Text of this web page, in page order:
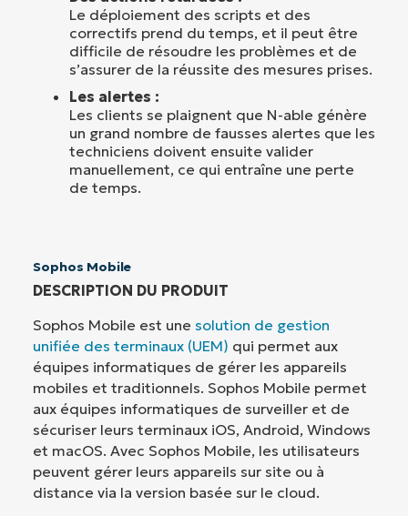
Le déploiement des scripts et des
correctifs prend du temps, et il peut être
difficile de résoudre les problèmes et de
s’assurer de la réussite des mesures prises.
Les alertes :
Les clients se plaignent que N-able génère
un grand nombre de fausses alertes que les
techniciens doivent ensuite valider
manuellement, ce qui entraîne une perte
de temps.
Sophos Mobile
DESCRIPTION DU PRODUIT
Sophos Mobile est une solution de gestion
unifiée des terminaux (UEM) qui permet aux
équipes informatiques de gérer les appareils
mobiles et traditionnels. Sophos Mobile permet
aux équipes informatiques de surveiller et de
sécuriser leurs terminaux iOS, Android, Windows
et macOS. Avec Sophos Mobile, les utilisateurs
peuvent gérer leurs appareils sur site ou à
distance via la version basée sur le cloud.